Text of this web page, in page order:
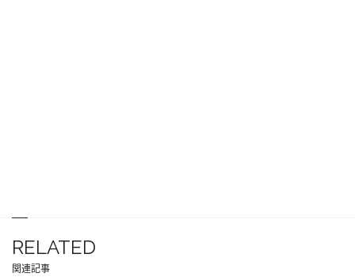
RELATED
関連記事